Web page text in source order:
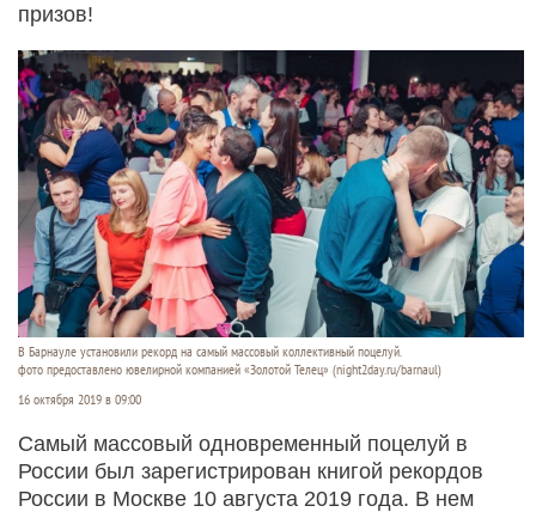
призов!
В Барнауле установили рекорд на самый массовый коллективный поцелуй.
фото предоставлено ювелирной компанией «Золотой Телец» (night2day.ru/barnaul)
16 октября 2019 в 09:00
Самый массовый одновременный поцелуй в
России был зарегистрирован книгой рекордов
России в Москве 10 августа 2019 года. В нем